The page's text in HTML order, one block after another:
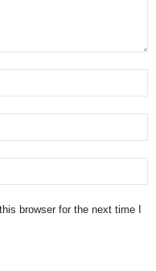
browser for the next time I